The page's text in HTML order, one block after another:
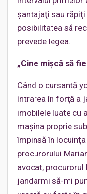
şantajaţi sau răpiţi
posibilitatea să
prevede legea.
„Cine mişcă să
Când o cursantă
intrarea în forţă a
imobilele luate cu
maşina proprie
împinsă în
procurorului
avocat, procurorul
jandarmi să-mi